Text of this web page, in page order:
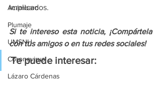
Acámbaro
Plumaje
UMSNH
Coronavirus
Lázaro Cárdenas
implicados.
Si te intereso esta noticia, ¡Compártela
con tus amigos o en tus redes sociales!
Te puede interesar: